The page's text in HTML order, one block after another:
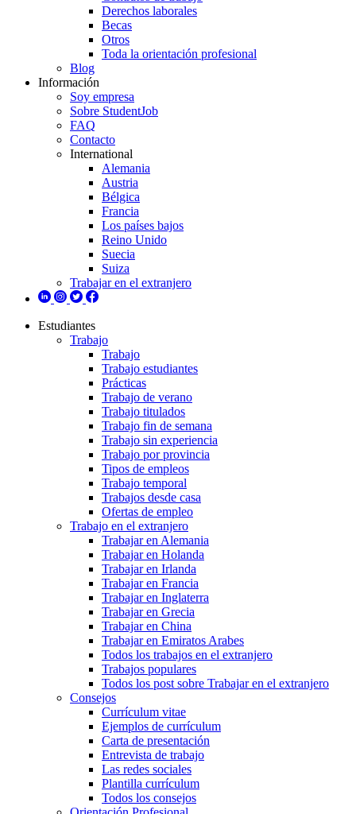
Derechos laborales
Becas
Otros
Toda la orientación profesional
Blog
Información
Soy empresa
Sobre StudentJob
FAQ
Contacto
International
Alemania
Austria
Bélgica
Francia
Los países bajos
Reino Unido
Suecia
Suiza
Trabajar en el extranjero
Estudiantes
Trabajo
Trabajo
Trabajo estudiantes
Prácticas
Trabajo de verano
Trabajo titulados
Trabajo fin de semana
Trabajo sin experiencia
Trabajo por provincia
Tipos de empleos
Trabajo temporal
Trabajos desde casa
Ofertas de empleo
Trabajo en el extranjero
Trabajar en Alemania
Trabajar en Holanda
Trabajar en Irlanda
Trabajar en Francia
Trabajar en Inglaterra
Trabajar en Grecia
Trabajar en China
Trabajar en Emiratos Arabes
Todos los trabajos en el extranjero
Trabajos populares
Todos los post sobre Trabajar en el extranjero
Consejos
Currículum vitae
Ejemplos de currículum
Carta de presentación
Entrevista de trabajo
Las redes sociales
Plantilla currículum
Todos los consejos